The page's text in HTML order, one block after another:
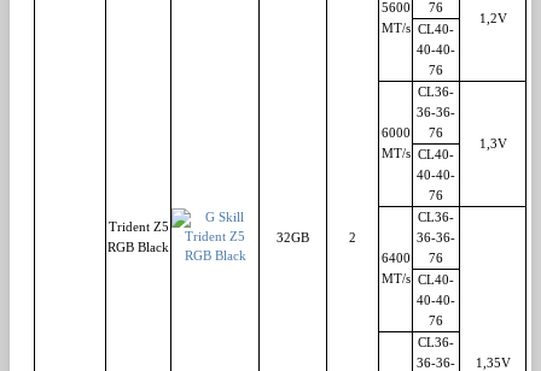
Trident Z5
RGB Black
32GB 2
5600
MT/s
76
1,2V
CL40-
40-40-
76
6000
MT/s
CL36-
36-36-
76
1,3V
CL40-
40-40-
76
6400
MT/s
CL36-
36-36-
76
1,35V
CL40-
40-40-
76
CL36-
36-36-